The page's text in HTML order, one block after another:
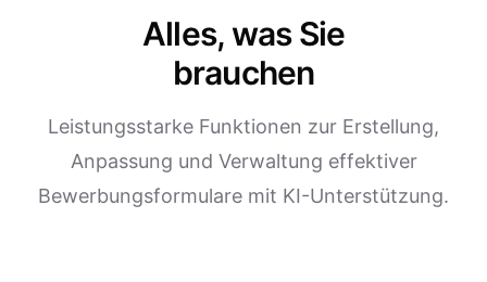
Alles, was Sie
brauchen
Leistungsstarke Funktionen zur Erstellung,
Anpassung und Verwaltung effektiver
Bewerbungsformulare mit KI-Unterstützung.